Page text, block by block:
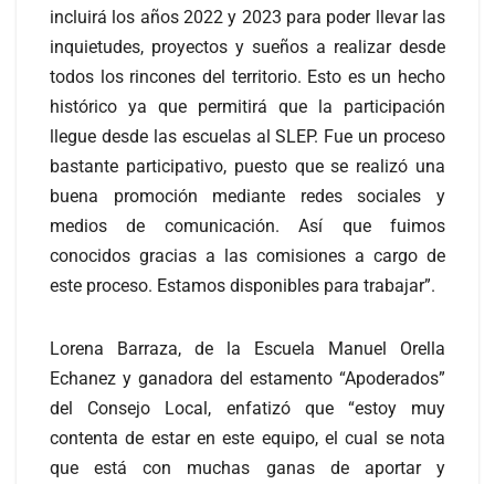
incluirá los años 2022 y 2023 para poder llevar las
inquietudes, proyectos y sueños a realizar desde
todos los rincones del territorio. Esto es un hecho
histórico ya que permitirá que la participación
llegue desde las escuelas al SLEP. Fue un proceso
bastante participativo, puesto que se realizó una
buena promoción mediante redes sociales y
medios de comunicación. Así que fuimos
conocidos gracias a las comisiones a cargo de
este proceso. Estamos disponibles para trabajar”.
Lorena Barraza, de la Escuela Manuel Orella
Echanez y ganadora del estamento “Apoderados”
del Consejo Local, enfatizó que “estoy muy
contenta de estar en este equipo, el cual se nota
que está con muchas ganas de aportar y